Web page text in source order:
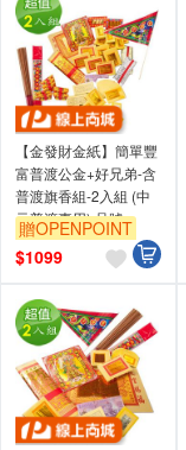
【金發財金紙】簡單豐
富普渡公金+好兄弟-含
普渡旗香組-2入組 (中
元普渡專用) 品號：
2799070
贈OPENPOINT
$1099